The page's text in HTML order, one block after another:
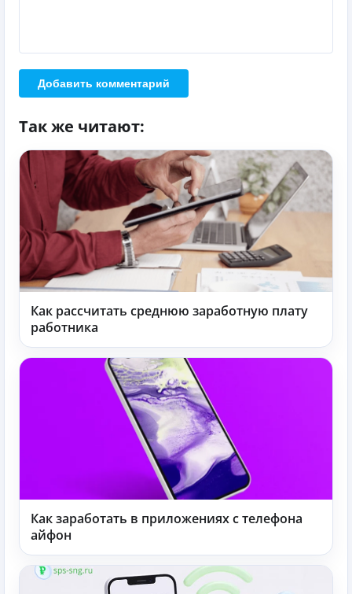
Добавить комментарий
Так же читают:
Как рассчитать среднюю заработную плату
работника
Как заработать в приложениях с телефона
айфон